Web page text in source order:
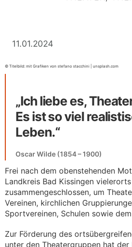
11.01.2024
© Titelbild: mit Grafiken von stefano stacchini | unsplash.com
„Ich liebe es,
Es ist so viel
Leben.“
Oscar Wilde (1854 – 1900)
Frei nach dem obenstehenden
Landkreis Bad Kissingen
zusammengeschlossen, um
Vereinen, kirchlichen
Sportvereinen, Schulen sowie
Zur Förderung des
unter den Theatergruppen hat